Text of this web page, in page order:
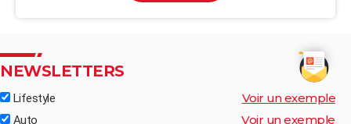
NEWSLETTERS
Lifestyle Voir un exemple
Auto Voir un exemple